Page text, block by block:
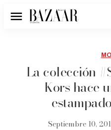
Menú
La colección
Kors hace
Septiembre 10,